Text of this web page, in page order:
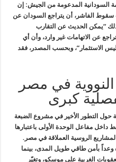
المدعومة من الجيش: إن
الفاشر، أن يتراجع السودان عن
ذلك “يمكن الحديث عن التقارب
عن الاتهامات غير وارد، وأن أي
الاستثمار”، وبحسب المصدر، فقد
في مصر
كبرى
حول التطور الأخير في مشروع الضبعة
داخل مفاعل الوحدة الأولى باعتبارها
الروسية العملاقة في مصر.
وعداً بأمن طاقي طويل المدى، بينما
الغربية على موسكو، وتغيّر